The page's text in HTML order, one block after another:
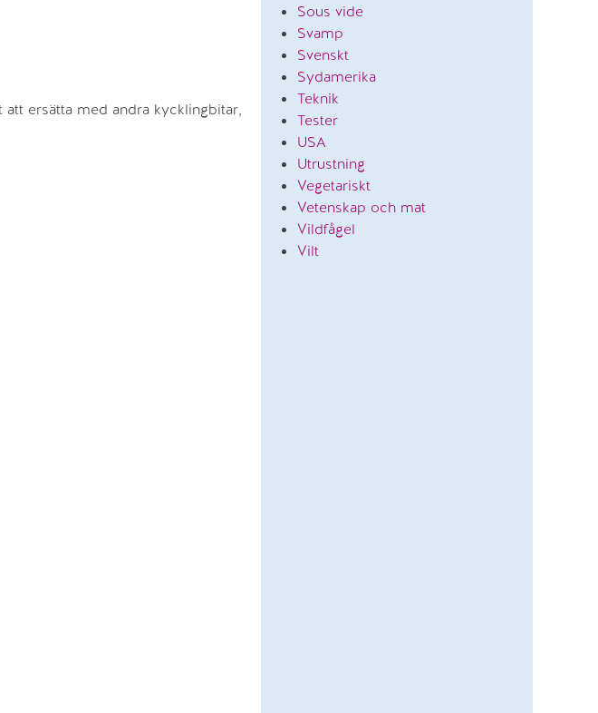
ersätta med andra kycklingbitar,
Sous vide
Svamp
Svenskt
Sydamerika
Teknik
Tester
USA
Utrustning
Vegetariskt
Vetenskap och mat
Vildfågel
Vilt